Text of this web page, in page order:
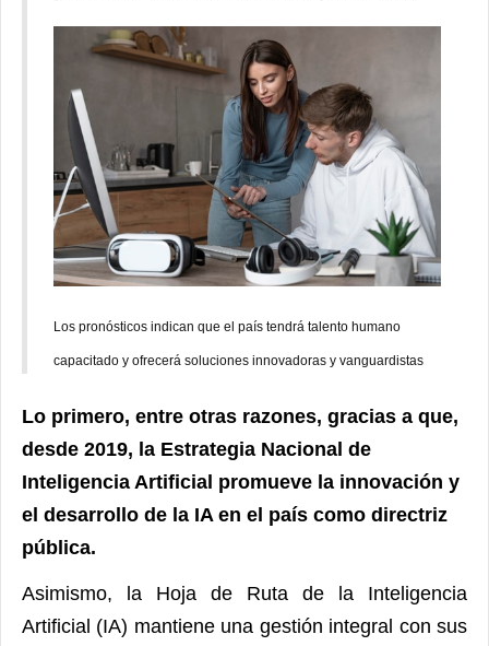
Los pronósticos indican que el país tendrá talento humano
capacitado y ofrecerá soluciones innovadoras y vanguardistas
Lo primero, entre otras razones, gracias a que,
desde 2019, la Estrategia Nacional de
Inteligencia Artificial promueve la innovación y
el desarrollo de la IA en el país como directriz
pública.
Asimismo, la Hoja de Ruta de la Inteligencia
Artificial (IA) mantiene una gestión integral con sus